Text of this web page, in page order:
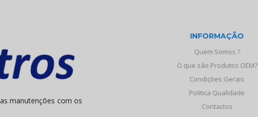
manutenções com os
INFORMAÇÃO
Quem Somos ?
O que são Produtos OEM?
Condições Gerais
Politica Qualidade
Contactos